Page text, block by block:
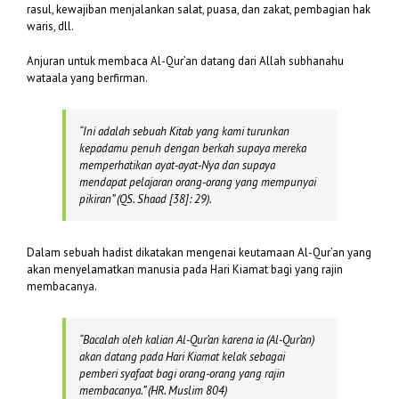
rasul, kewajiban menjalankan salat, puasa, dan zakat, pembagian hak
waris, dll.
Anjuran untuk membaca Al-Qur’an datang dari Allah subhanahu
wataala yang berfirman.
“Ini adalah sebuah Kitab yang kami turunkan
kepadamu penuh dengan berkah supaya mereka
memperhatikan ayat-ayat-Nya dan supaya
mendapat pelajaran orang-orang yang mempunyai
pikiran”(QS. Shaad [38]: 29).
Dalam sebuah hadist dikatakan mengenai keutamaan Al-Qur’an yang
akan menyelamatkan manusia pada Hari Kiamat bagi yang rajin
membacanya.
“Bacalah oleh kalian Al-Qur’an karena ia (Al-Qur’an)
akan datang pada Hari Kiamat kelak sebagai
pemberi syafaat bagi orang-orang yang rajin
membacanya.” (HR. Muslim 804)